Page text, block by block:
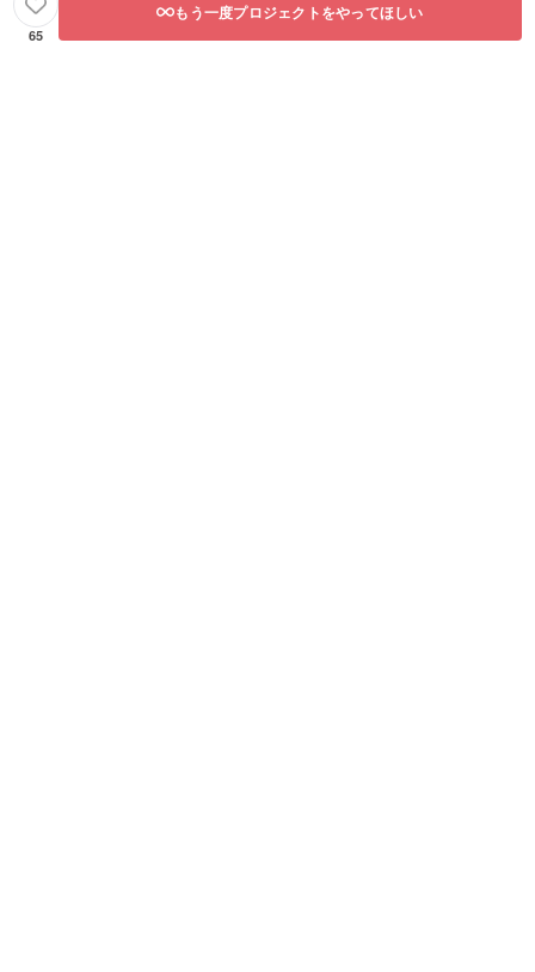
65
もう一度プロジェクトをやってほしい